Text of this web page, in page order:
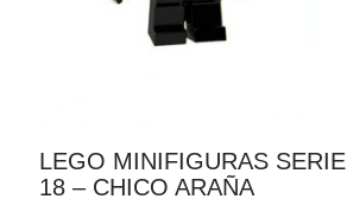
LEGO MINIFIGURAS SERIE
18 – CHICO ARAÑA